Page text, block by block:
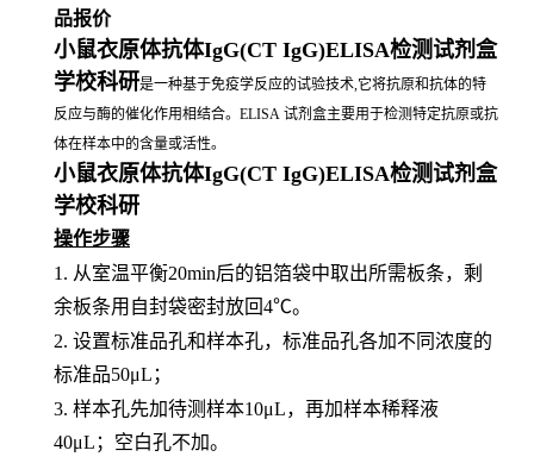
品报价
小鼠衣原体抗体IgG(CT IgG)ELISA检测试剂盒
学校科研是一种基于免疫学反应的试验技术,它将抗原和抗体的特
反应与酶的催化作用相结合。ELISA 试剂盒主要用于检测特定抗原或抗
体在样本中的含量或活性。
小鼠衣原体抗体IgG(CT IgG)ELISA检测试剂盒
学校科研
操作步骤
1. 从室温平衡20min后的铝箔袋中取出所需板条，剩
余板条用自封袋密封放回4℃。
2. 设置标准品孔和样本孔，标准品孔各加不同浓度的
标准品50μL；
3. 样本孔先加待测样本10μL，再加样本稀释液
40μL；空白孔不加。